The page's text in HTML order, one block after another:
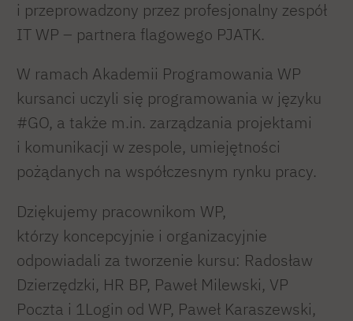
i przeprowadzony przez profesjonalny zespół
IT WP – partnera flagowego PJATK.
W ramach Akademii Programowania WP
kursanci uczyli się programowania w języku
#GO, a także m.in. zarządzania projektami
i komunikacji w zespole, umiejętności
pożądanych na współczesnym rynku pracy.
Dziękujemy pracownikom WP,
którzy koncepcyjnie i organizacyjnie
odpowiadali za tworzenie kursu: Radosław
Dzierzędzki, HR BP, Paweł Milewski, VP
Poczta i 1Login od WP, Paweł Karaszewski,